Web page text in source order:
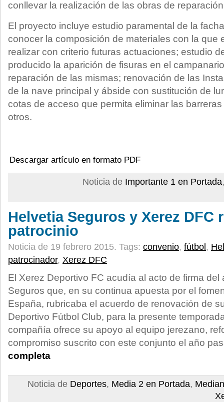
conllevar la realización de las obras de
El proyecto incluye estudio paramental de la
conocer la composición de materiales con la que
realizar con criterio futuras actuaciones; estudio
producido la aparición de fisuras en el
reparación de las mismas; renovación de las
de la nave principal y ábside con sustitución de
cotas de acceso que permita eliminar las
otros.
Descargar artículo en formato PDF
Noticia de Importante 1 en Portada
Helvetia Seguros y Xerez DFC
patrocinio
Noticia de 19 febrero 2015. Tags: convenio, fútbol ,
patrocinador, Xerez DFC
El Xerez Deportivo FC acudía al acto de firma del
Seguros que, en su continua apuesta por el
España, rubricaba el acuerdo de renovación de
Deportivo Fútbol Club, para la presente
compañía ofrece su apoyo al equipo jerezano,
compromiso suscrito con este conjunto el año
completa
Noticia de Deportes, Media 2 en Portada,